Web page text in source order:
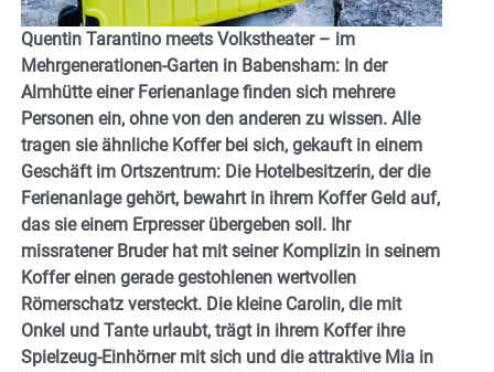
Quentin Tarantino meets Volkstheater – im
Mehrgenerationen-Garten in Babensham: In der
Almhütte einer Ferienanlage finden sich mehrere
Personen ein, ohne von den anderen zu wissen. Alle
tragen sie ähnliche Koffer bei sich, gekauft in einem
Geschäft im Ortszentrum: Die Hotelbesitzerin, der die
Ferienanlage gehört, bewahrt in ihrem Koffer Geld auf,
das sie einem Erpresser übergeben soll. Ihr
missratener Bruder hat mit seiner Komplizin in seinem
Koffer einen gerade gestohlenen wertvollen
Römerschatz versteckt. Die kleine Carolin, die mit
Onkel und Tante urlaubt, trägt in ihrem Koffer ihre
Spielzeug-Einhörner mit sich und die attraktive Mia in